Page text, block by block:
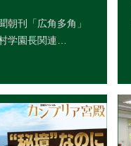
朝刊「広角多角」
学園長関連…
MORE